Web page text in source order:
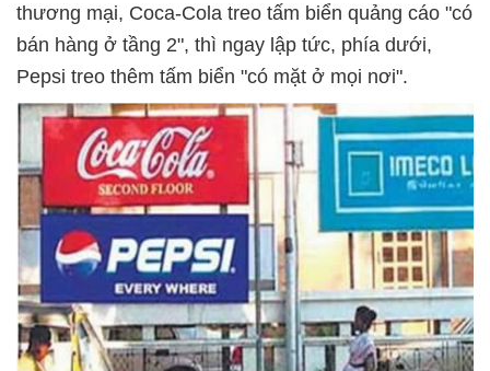
thương mại, Coca-Cola treo tấm biển quảng cáo "có
bán hàng ở tầng 2", thì ngay lập tức, phía dưới,
Pepsi treo thêm tấm biển "có mặt ở mọi nơi".